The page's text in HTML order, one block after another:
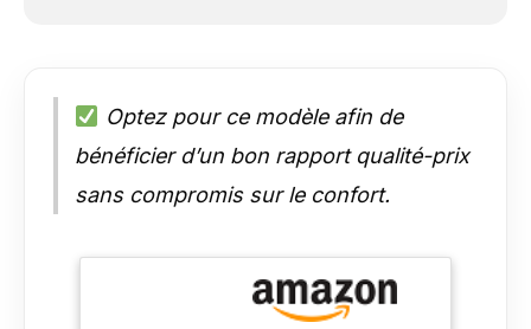
Optez pour ce modèle afin de
bénéficier d’un bon rapport qualité-prix
sans compromis sur le confort.